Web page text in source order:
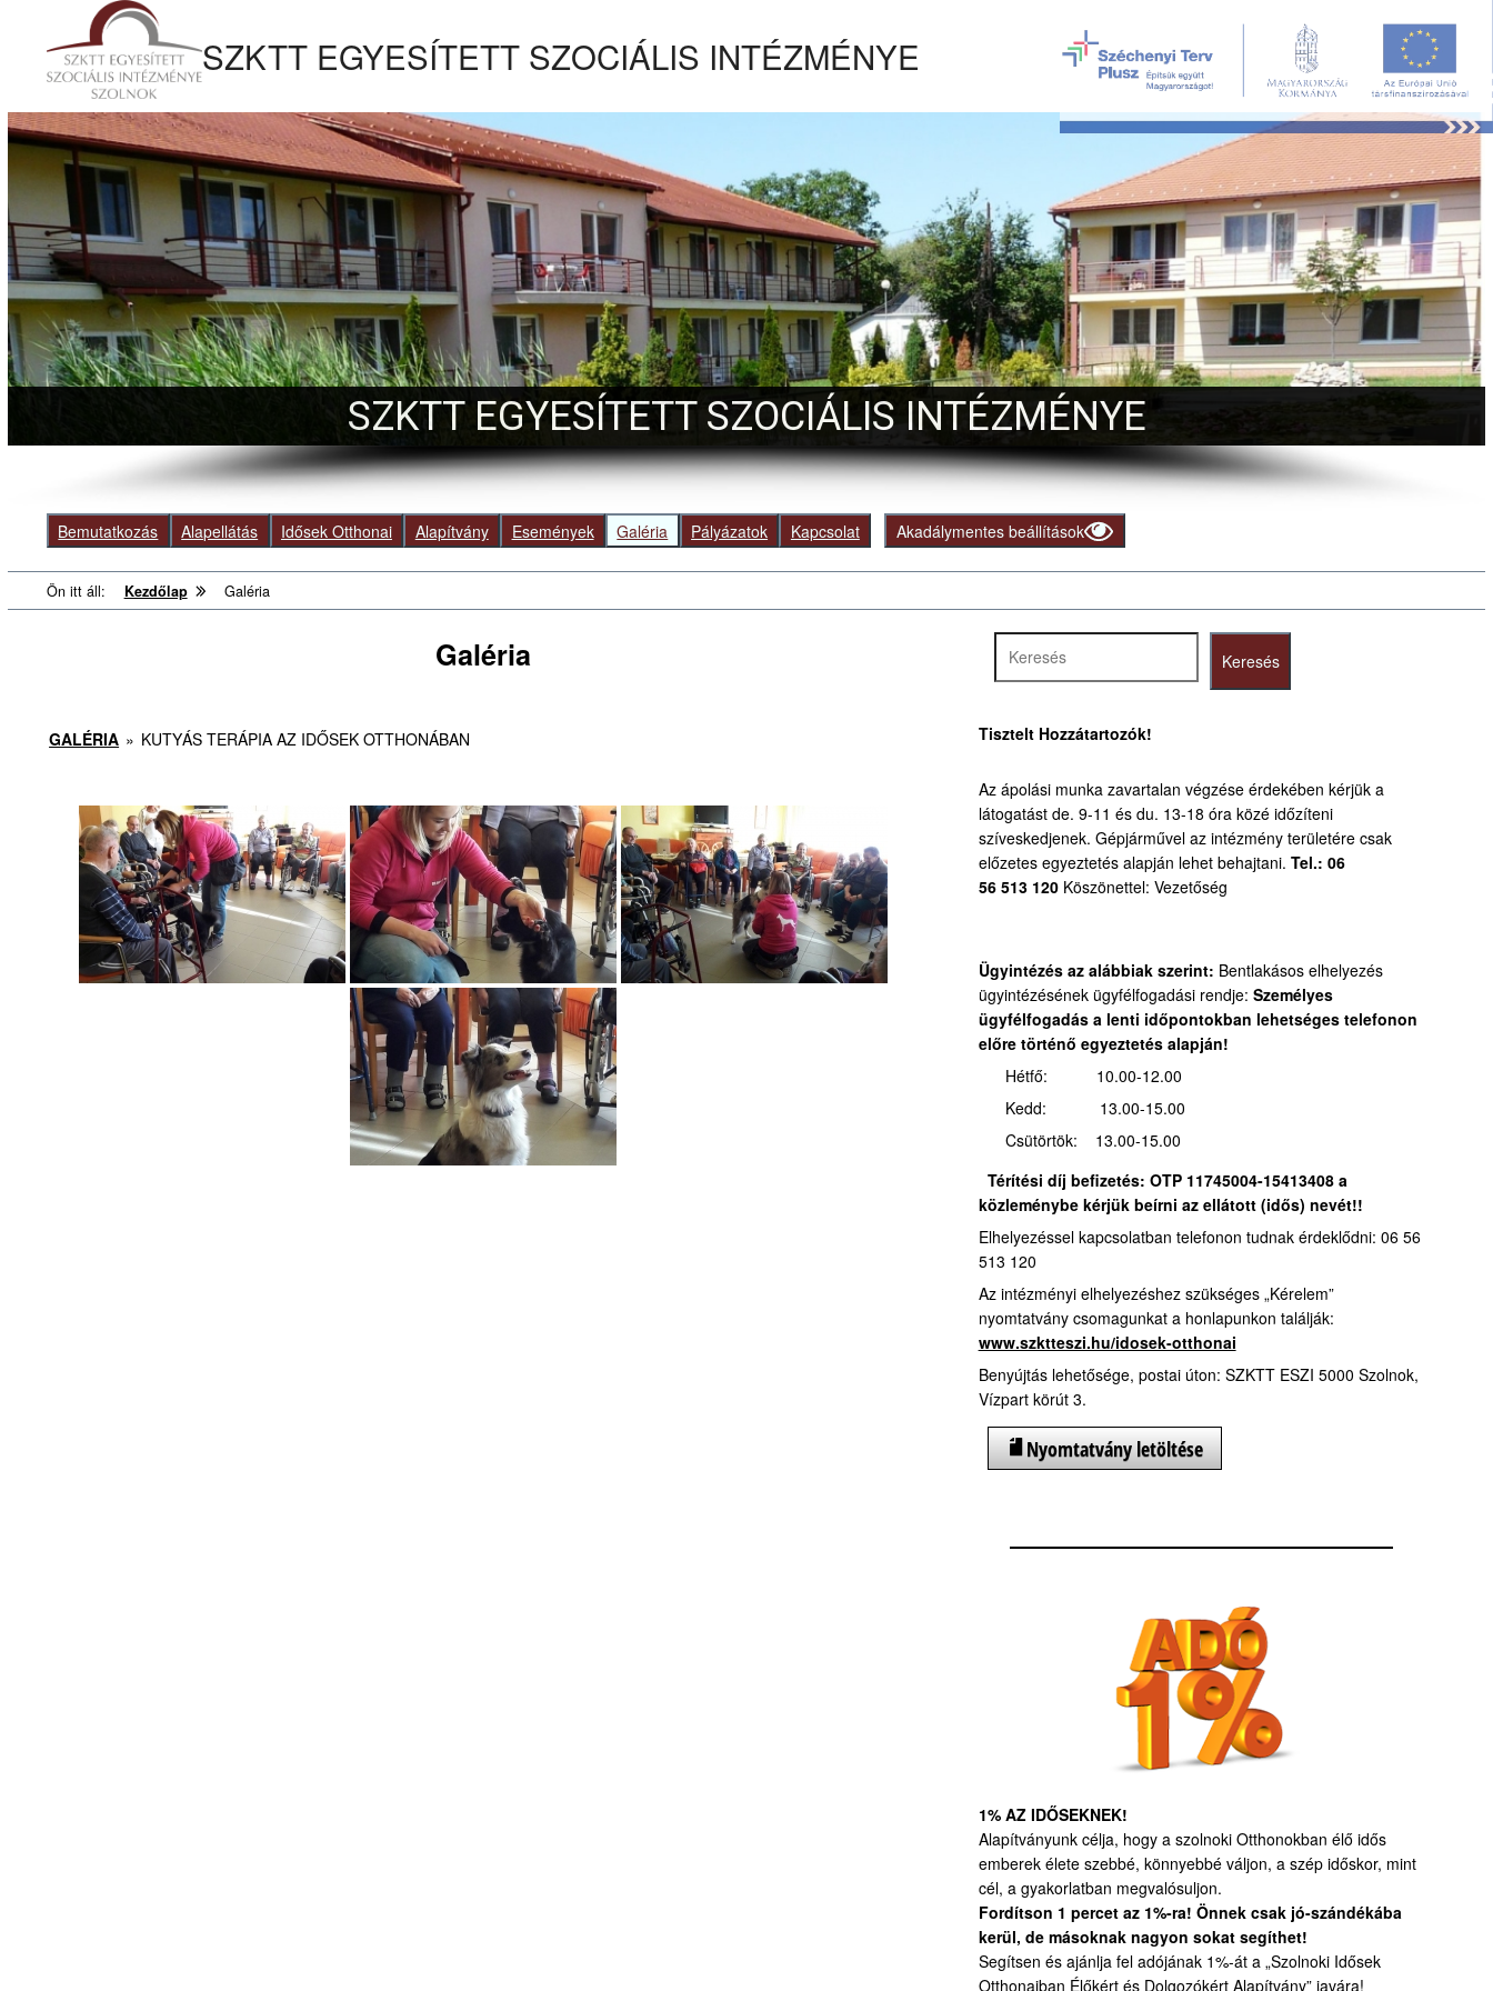
Kezdőlapra
ugrás
SZKTT EGYESÍTETT SZOCIÁLIS INTÉZMÉNYE
SZKTT EGYESÍTETT SZOCIÁLIS INTÉZMÉNYE
Bemutatkozás Alapellátás Idősek Otthonai Alapítvány Események Galéria Pályázatok Kapcsolat Akadálymentes beállítások
Ön itt áll: Kezdőlap Galéria
Galéria
GALÉRIA » KUTYÁS TERÁPIA AZ IDŐSEK OTTHONÁBAN
Keresés
Tisztelt Hozzátartozók!
Az ápolási munka zavartalan végzése érdekében kérjük a
látogatást de. 9-11 és du. 13-18 óra közé időzíteni
szíveskedjenek. Gépjárművel az intézmény területére csak
előzetes egyeztetés alapján lehet behajtani. Tel.: 06
56 513 120Köszönettel: Vezetőség
Ügyintézés az alábbiak szerint: Bentlakásos elhelyezés
ügyintézésének ügyfélfogadási rendje: Személyes
ügyfélfogadás a lenti időpontokban lehetséges telefonon
előre történő egyeztetés alapján!
Hétfő: 10.00-12.00
Kedd: 13.00-15.00
Csütörtök: 13.00-15.00
Térítési díj befizetés: OTP 11745004-15413408 a
közleménybe kérjük beírni az ellátott (idős) nevét!!
Elhelyezéssel kapcsolatban telefonon tudnak érdeklődni: 06 56
513 120
Az intézményi elhelyezéshez szükséges „Kérelem”
nyomtatvány csomagunkat a honlapunkon találják:
www.szktteszi.hu/idosek-otthonai
Benyújtás lehetősége, postai úton: SZKTT ESZI 5000 Szolnok,
Vízpart körút 3.
Nyomtatvány letöltése
1% AZ IDŐSEKNEK!
Alapítványunk célja, hogy a szolnoki Otthonokban élő idős
emberek élete szebbé, könnyebbé váljon, a szép időskor, mint
cél, a gyakorlatban megvalósuljon.
Fordítson 1 percet az 1%-ra! Önnek csak jó-szándékába
kerül, de másoknak nagyon sokat segíthet!
Segítsen és ajánlja fel adójának 1%-át a „Szolnoki Idősek
Otthonaiban Élőkért és Dolgozókért Alapítvány” javára!